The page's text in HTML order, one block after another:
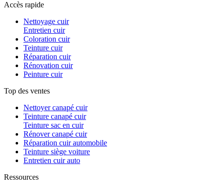
Accès rapide
Nettoyage cuir
Entretien cuir
Coloration cuir
Teinture cuir
Réparation cuir
Rénovation cuir
Peinture cuir
Top des ventes
Nettoyer canapé cuir
Teinture canapé cuir
Teinture sac en cuir
Rénover canapé cuir
Réparation cuir automobile
Teinture siège voiture
Entretien cuir auto
Ressources